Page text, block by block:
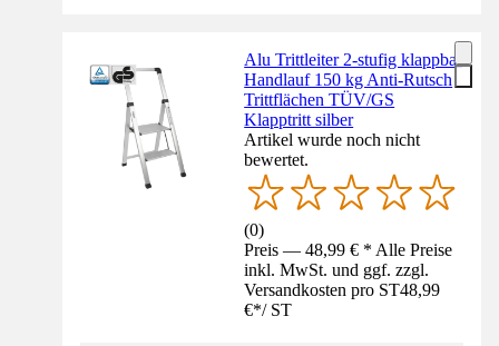
Alu Trittleiter 2-stufig klappbar
Handlauf 150 kg Anti-Rutsch
Trittflächen TÜV/GS
Klapptritt silber
Artikel wurde noch nicht
bewertet.
(0)
Preis — 48,99 € * Alle Preise
inkl. MwSt. und ggf. zzgl.
Versandkosten pro ST48,99
€*/ ST